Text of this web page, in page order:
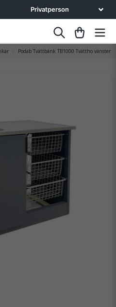
Podab Tvättbänk TB1000 Tvättho vänster